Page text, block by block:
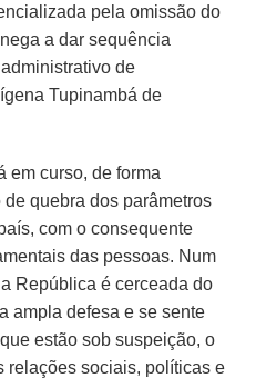
pela omissão do
a dar sequência
de
Tupinambá de
em curso, de forma
quebra dos parâmetros
com o consequente
das pessoas. Num
República é cerceada do
ampla defesa e se sente
estão sob suspeição, o
relações sociais, políticas e